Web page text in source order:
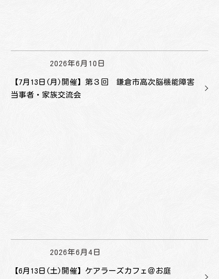
2026年6月10日
【7月13日(月)開催】第３回 鎌倉市高次脳機能障害
当事者・家族交流会
2026年6月4日
【6月13日(土)開催】ケアラーズカフェ＠お庭